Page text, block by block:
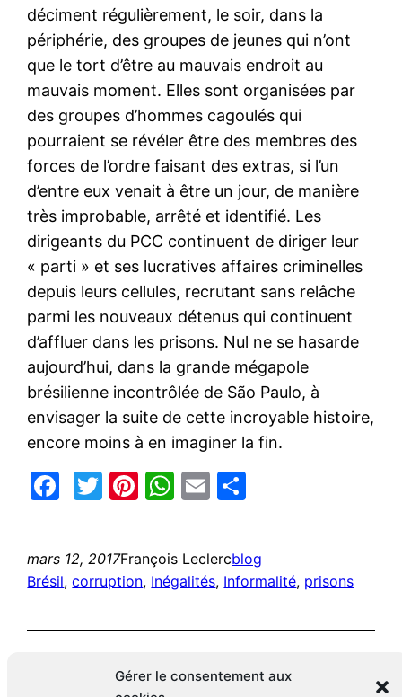
Gérer le consentement aux
déciment régulièrement, le soir, dans la
périphérie, des groupes de jeunes qui n’ont
que le tort d’être au mauvais endroit au
mauvais moment. Elles sont organisées par
des groupes d’hommes cagoulés qui
pourraient se révéler être des membres des
forces de l’ordre faisant des extras, si l’un
d’entre eux venait à être un jour, de manière
très improbable, arrêté et identifié. Les
dirigeants du PCC continuent de diriger leur
« parti » et ses lucratives affaires criminelles
depuis leurs cellules, recrutant sans relâche
parmi les nouveaux détenus qui continuent
d’affluer dans les prisons. Nul ne se hasarde
aujourd’hui, dans la grande mégapole
brésilienne incontrôlée de São Paulo, à
envisager la suite de cette incroyable histoire,
encore moins à en imaginer la fin.
Facebook
Twitter
Pinterest
WhatsApp
Email
mars 12, 2017François Leclercblog
Brésil, corruption, Inégalités, Informalité, prisons